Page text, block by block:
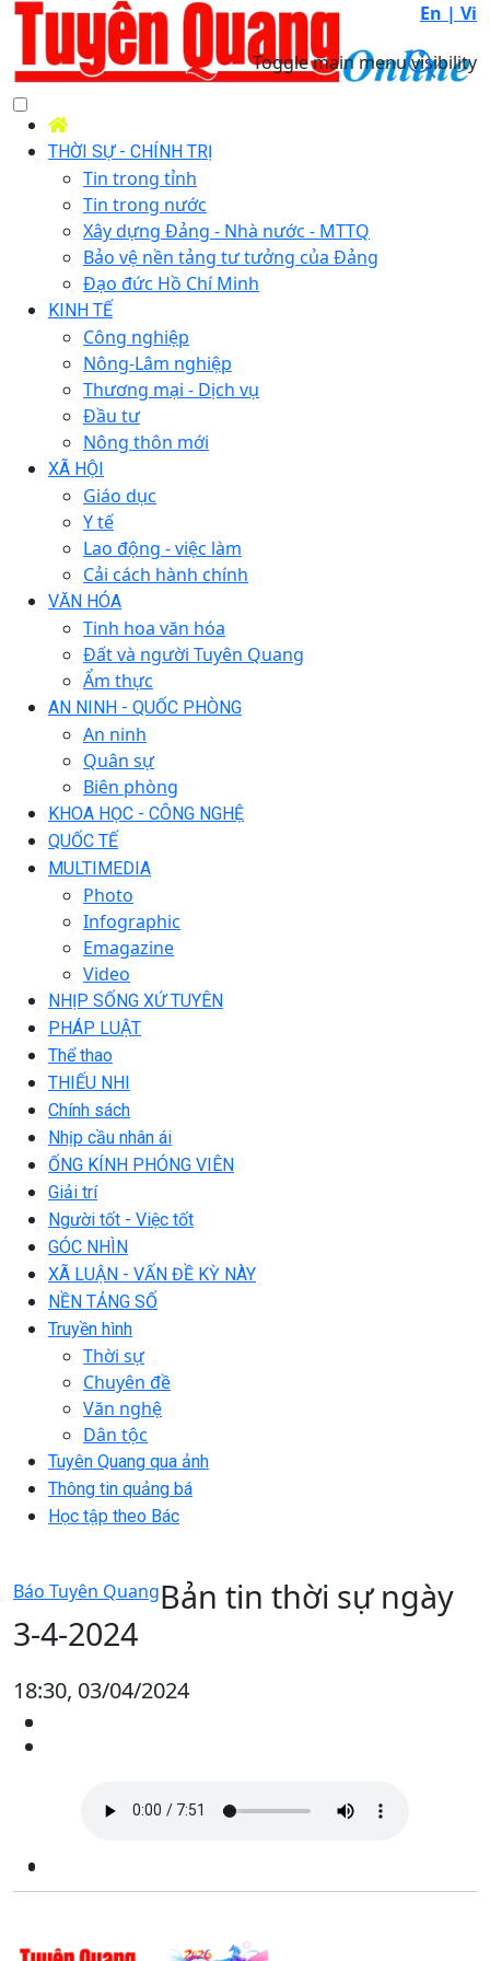
En | Vi
Toggle main menu visibility
THỜI SỰ - CHÍNH TRỊ
Tin trong tỉnh
Tin trong nước
Xây dựng Đảng - Nhà nước - MTTQ
Bảo vệ nền tảng tư tưởng của Đảng
Đạo đức Hồ Chí Minh
KINH TẾ
Công nghiệp
Nông-Lâm nghiệp
Thương mại - Dịch vụ
Đầu tư
Nông thôn mới
XÃ HỘI
Giáo dục
Y tế
Lao động - việc làm
Cải cách hành chính
VĂN HÓA
Tinh hoa văn hóa
Đất và người Tuyên Quang
Ẩm thực
AN NINH - QUỐC PHÒNG
An ninh
Quân sự
Biên phòng
KHOA HỌC - CÔNG NGHỆ
QUỐC TẾ
MULTIMEDIA
Photo
Infographic
Emagazine
Video
NHỊP SỐNG XỨ TUYÊN
PHÁP LUẬT
Thể thao
THIẾU NHI
Chính sách
Nhịp cầu nhân ái
ỐNG KÍNH PHÓNG VIÊN
Giải trí
Người tốt - Việc tốt
GÓC NHÌN
XÃ LUẬN - VẤN ĐỀ KỲ NÀY
NỀN TẢNG SỐ
Truyền hình
Thời sự
Chuyên đề
Văn nghệ
Dân tộc
Tuyên Quang qua ảnh
Thông tin quảng bá
Học tập theo Bác
Báo Tuyên QuangBản tin thời sự ngày
3-4-2024
18:30, 03/04/2024